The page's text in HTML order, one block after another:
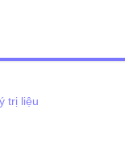
trị liệu